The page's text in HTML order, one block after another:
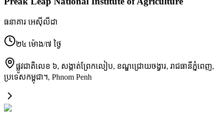
ធនាគារ អេស៊ីលីដា
២៤ ម៉ោង/៧ ថ្ងៃ
ផ្លូវជាតិ​លេខ ៦, សង្កាត់​ព្រែកលៀប, ខណ្ឌ​ជ្រោយចង្វារ, រាជធានី​ភ្នំពេញ,
ប្រទេស​កម្ពុជា។, Phnom Penh